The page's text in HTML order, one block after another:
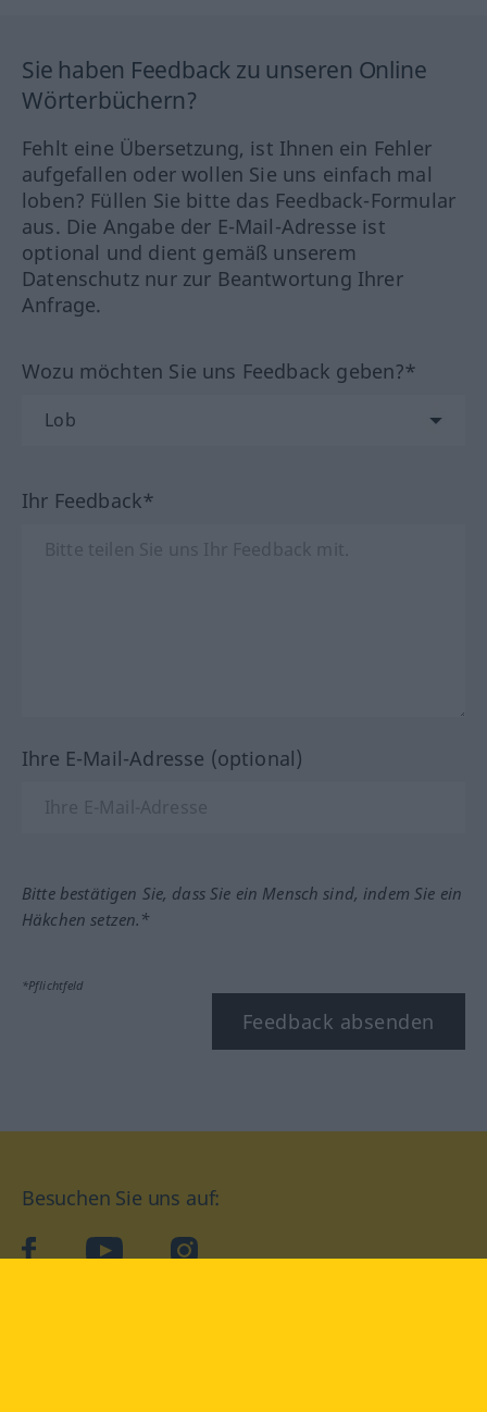
Sie haben Feedback zu unseren Online
Wörterbüchern?
Fehlt eine Übersetzung, ist Ihnen ein Fehler
aufgefallen oder wollen Sie uns einfach mal
loben? Füllen Sie bitte das Feedback-Formular
aus. Die Angabe der E-Mail-Adresse ist
optional und dient gemäß unserem
Datenschutz nur zur Beantwortung Ihrer
Anfrage.
Wozu möchten Sie uns Feedback geben?*
Ihr Feedback*
Ihre E-Mail-Adresse (optional)
Bitte bestätigen Sie, dass Sie ein Mensch sind, indem Sie ein
Häkchen setzen.*
*Pflichtfeld
Feedback absenden
Besuchen Sie uns auf:
facebookYouTube Instagram